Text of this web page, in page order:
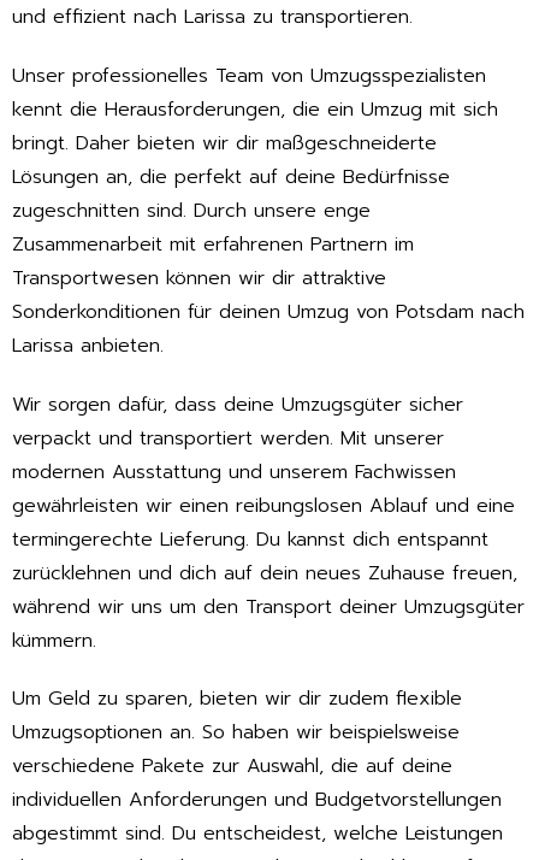
und effizient nach Larissa zu transportieren.
Unser professionelles Team von Umzugsspezialisten
kennt die Herausforderungen, die ein Umzug mit sich
bringt. Daher bieten wir dir maßgeschneiderte
Lösungen an, die perfekt auf deine Bedürfnisse
zugeschnitten sind. Durch unsere enge
Zusammenarbeit mit erfahrenen Partnern im
Transportwesen können wir dir attraktive
Sonderkonditionen für deinen Umzug von Potsdam nach
Larissa anbieten.
Wir sorgen dafür, dass deine Umzugsgüter sicher
verpackt und transportiert werden. Mit unserer
modernen Ausstattung und unserem Fachwissen
gewährleisten wir einen reibungslosen Ablauf und eine
termingerechte Lieferung. Du kannst dich entspannt
zurücklehnen und dich auf dein neues Zuhause freuen,
während wir uns um den Transport deiner Umzugsgüter
kümmern.
Um Geld zu sparen, bieten wir dir zudem flexible
Umzugsoptionen an. So haben wir beispielsweise
verschiedene Pakete zur Auswahl, die auf deine
individuellen Anforderungen und Budgetvorstellungen
abgestimmt sind. Du entscheidest, welche Leistungen